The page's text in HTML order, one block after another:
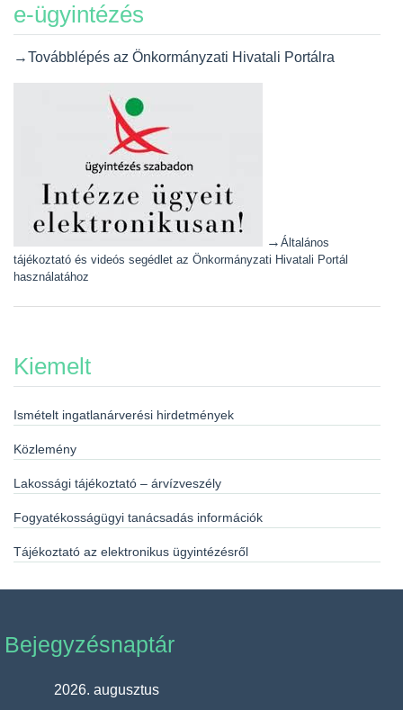
e-ügyintézés
→Továbblépés az Önkormányzati Hivatali Portálra
→ Általános
tájékoztató és videós segédlet az Önkormányzati Hivatali Portál
használatához
Kiemelt
Ismételt ingatlanárverési hirdetmények
Közlemény
Lakossági tájékoztató – árvízveszély
Fogyatékosságügyi tanácsadás információk
Tájékoztató az elektronikus ügyintézésről
Bejegyzésnaptár
2026. augusztus